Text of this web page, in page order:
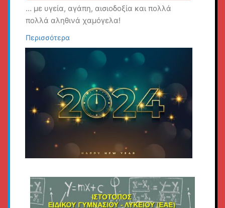
… με υγεία, αγάπη, αισιοδοξία και πολλά
πολλά αληθινά χαμόγελα!
Περισσότερα